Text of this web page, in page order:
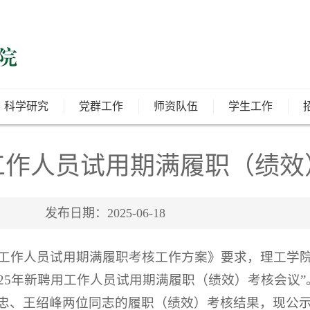
科学研究 党群工作 师资队伍 学生工作
人员试用期满履职（绩
发布日期：2025-06-18
作人员试用期满履职考核工作方案》要求，理工学
年新聘用工作人员试用期满履职（绩效）考核会议
王绍峰两位同志的履职（绩效）考核结果，现公